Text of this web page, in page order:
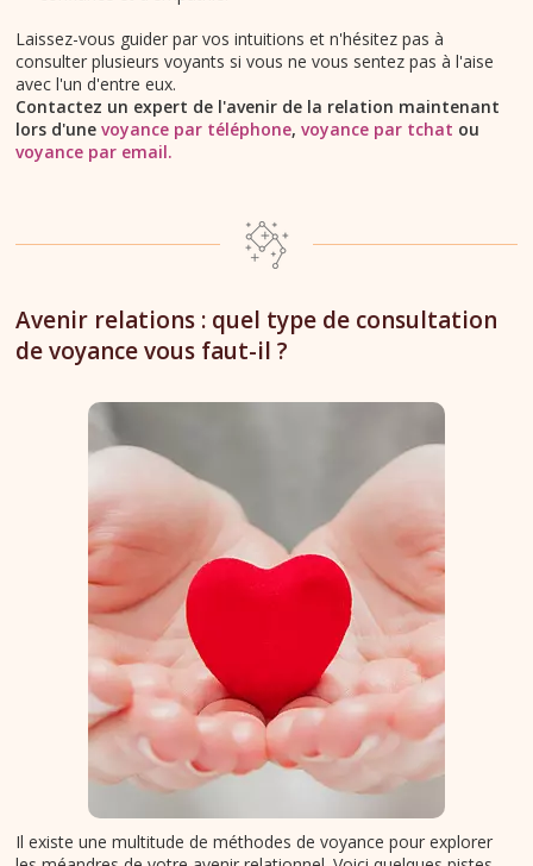
Laissez-vous guider par vos intuitions et n'hésitez pas à
consulter plusieurs voyants si vous ne vous sentez pas à l'aise
avec l'un d'entre eux.
Contactez un expert de l'avenir de la relation maintenant
lors d'unevoyance par téléphone,voyance par tchat ou
voyance par email.
Avenir relations : quel type de consultation
de voyance vous faut-il ?
Il existe une multitude de méthodes de voyance pour explorer